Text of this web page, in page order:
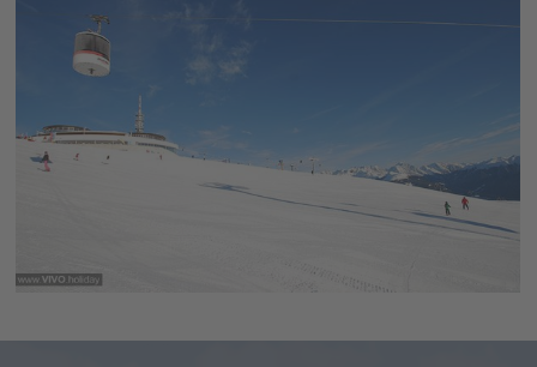
Messner Mountain Musea
Geen wonder dat het in een dermate welvoorziene
vakantieregio ook niet ontbreekt aan uitstekende
accommodaties: de
hotels in Kronplatz / Plan de Corones
bieden voor elke smaak en elk budget een geschikte
te kamperen in Kronplatz / Plan de Corones .